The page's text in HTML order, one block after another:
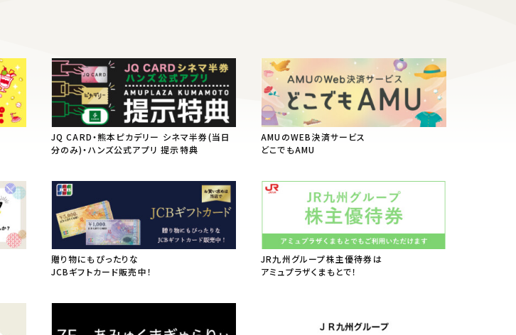
JQ CARD・熊本ピカデリー シネマ半券(当日
分のみ)・ハンズ公式アプリ 提示特典
AMUのWEB決済サービス
どこでもAMU
贈り物にもぴったりな
JCBギフトカード販売中！
JR九州グループ株主優待券は
アミュプラザくまもとで！